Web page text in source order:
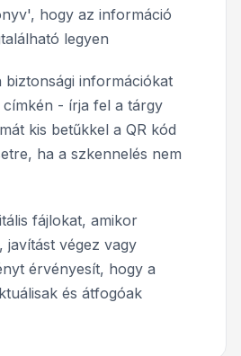
hogy az információ
legyen
biztonsági információkat
- írja fel a tárgy
kis betűkkel a QR kód
ha a szkennelés nem
fájlokat, amikor
javítást végez vagy
érvényesít, hogy a
és átfogóak